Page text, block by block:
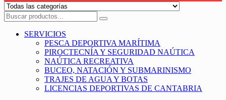
SERVICIOS
PESCA DEPORTIVA MARÍTIMA
PIROCTECNÍA Y SEGURIDAD NAÚTICA
NAÚTICA RECREATIVA
BUCEO, NATACIÓN Y SUBMARINISMO
TRAJES DE AGUA Y BOTAS
LICENCIAS DEPORTIVAS DE CANTABRIA